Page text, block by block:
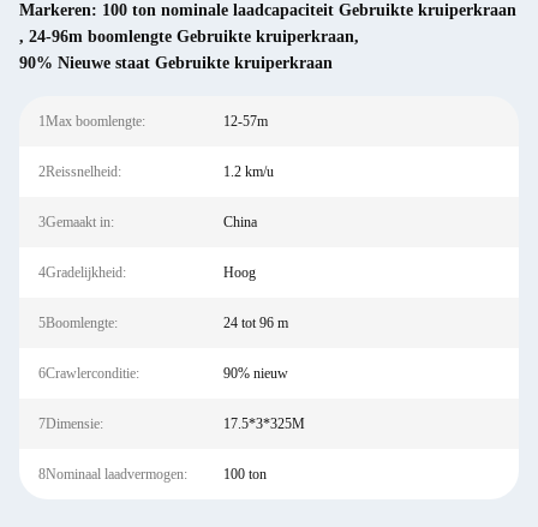
Markeren: 100 ton nominale laadcapaciteit Gebruikte kruiperkraan
, 24-96m boomlengte Gebruikte kruiperkraan,
90% Nieuwe staat Gebruikte kruiperkraan
1Max boomlengte: 12-57m
2Reissnelheid: 1.2 km/u
3Gemaakt in: China
4Gradelijkheid: Hoog
5Boomlengte: 24 tot 96 m
6Crawlerconditie: 90% nieuw
7Dimensie: 17.5*3*325M
8Nominaal laadvermogen: 100 ton